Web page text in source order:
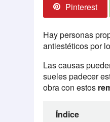
Pinterest
Hay personas
antiestéticos por
Las causas
sueles padecer
obra con estos
Índice